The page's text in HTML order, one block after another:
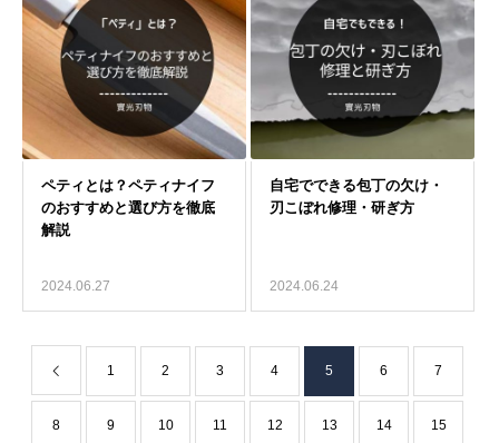
2024.06.27 2024.06.24
1 2 3 4 5 6 7
8 9 10 11 12 13 14 15